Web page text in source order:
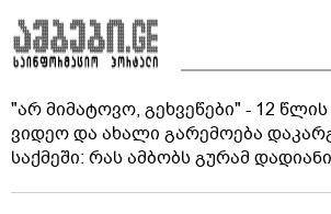
"არ მიმატოვო, გეხვეწები" - 12
ვიდეო და ახალი გარემოება
საქმეში: რას ამბობს გურამ